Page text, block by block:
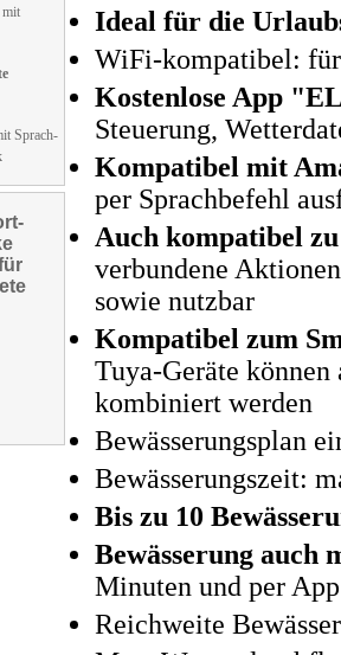
mit
Sprach-
Ideal für die
WiFi-kompatibel:
Kostenlose App
Steuerung,
Kompatibel mit
per Sprachbefehl
Auch kompatibel
verbundene
sowie nutzbar
Kompatibel zum
Tuya-Geräte
kombiniert werden
Bewässerungsplan
Bewässerungszeit:
Bis zu 10
Bewässerung auch
Minuten und per
Reichweite